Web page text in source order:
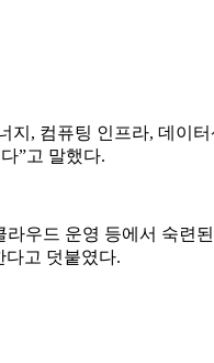
, 컴퓨팅 인프라, 데이
”고 말했다.
우드 운영 등에서 숙련
다고 덧붙였다.